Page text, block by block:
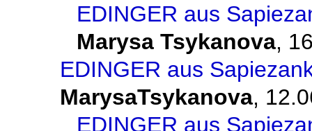
EDINGER aus
Marysa Tsykanova,
EDINGER aus
MarysaTsykanova,
EDINGER aus